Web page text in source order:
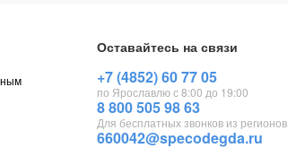
Оставайтесь на связи
+7 (4852) 60 77 05
по Ярославлю с 8:00 до 19:00
8 800 505 98 63
Для бесплатных звонков из регионов
660042@specodegda.ru